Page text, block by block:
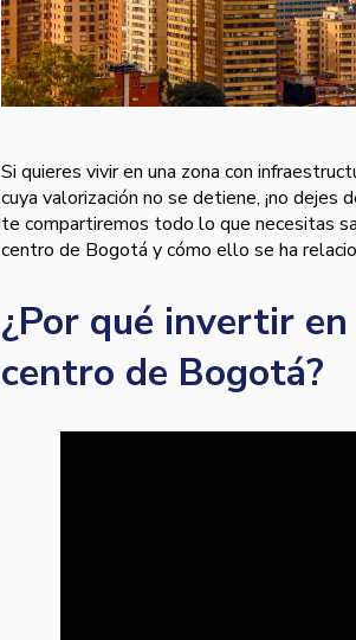
Si quieres vivir en una zona con
cuya valorización no se detiene, ¡no dejes
te compartiremos todo lo que necesitas
centro de Bogotá y cómo ello se ha
¿Por qué invertir
centro de Bogotá?